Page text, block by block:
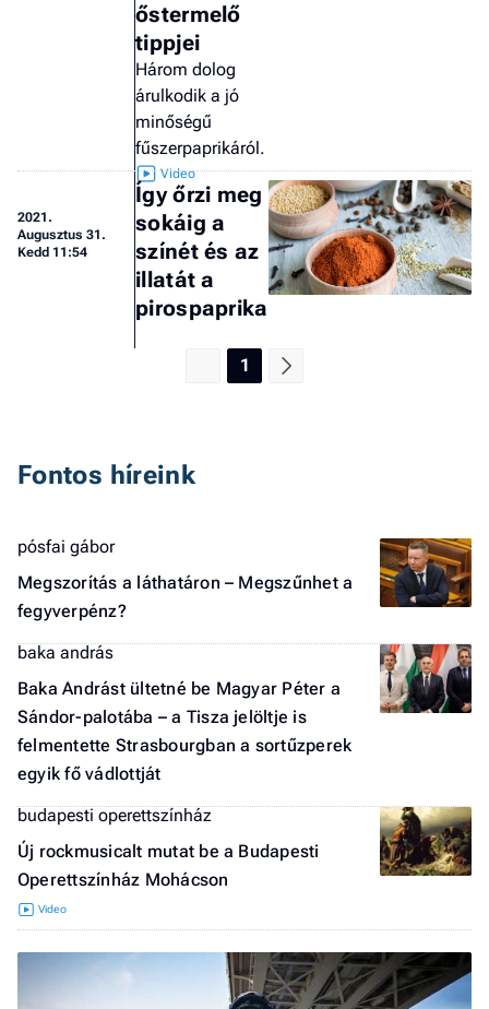
őstermelő
tippjei
Három dolog
árulkodik a jó
minőségű
fűszerpaprikáról.
2021.
Augusztus 31.
Kedd 11:54
Így őrzi meg
sokáig a
színét és az
illatát a
pirospaprika
1
Fontos híreink
pósfai gábor
Megszorítás a láthatáron – Megszűnhet a
fegyverpénz?
baka andrás
Baka Andrást ültetné be Magyar Péter a
Sándor-palotába – a Tisza jelöltje is
felmentette Strasbourgban a sortűzperek
egyik fő vádlottját
budapesti operettszínház
Új rockmusicalt mutat be a Budapesti
Operettszínház Mohácson